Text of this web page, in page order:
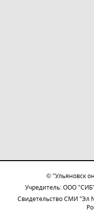
© "Ульяновск
Учредитель: ООО
Свидетельство СМИ "Эл